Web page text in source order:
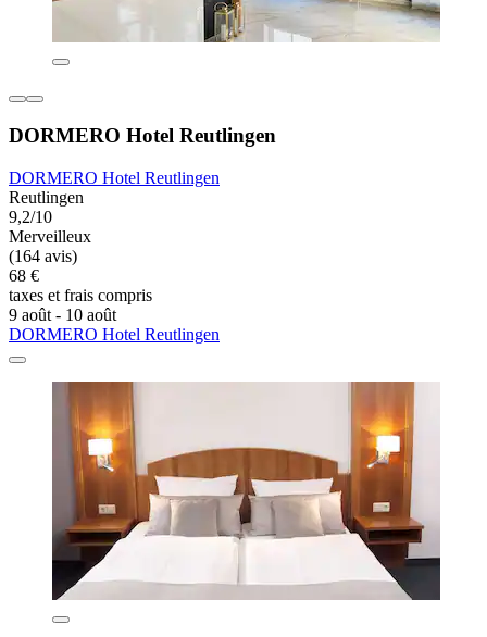
DORMERO Hotel Reutlingen
DORMERO Hotel Reutlingen
Reutlingen
9,2/10
Merveilleux
(164 avis)
68 €
taxes et frais compris
9 août - 10 août
DORMERO Hotel Reutlingen